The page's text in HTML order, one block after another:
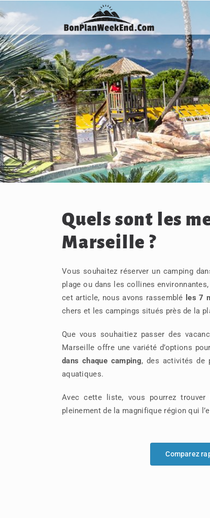
au
contenu
Quels sont les
Marseille ?
Vous souhaitez réserver un camping
plage ou dans les collines
cet article, nous avons rassemblé les 7
chers et les campings situés près de la
Que vous souhaitiez passer des
Marseille offre une variété d’options
dans chaque camping, des activités de
aquatiques.
Avec cette liste, vous pourrez
pleinement de la magnifique région qui
Comparez